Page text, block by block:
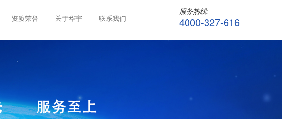
资质荣誉 关于华宇 联系我们
服务热线:
4000-327-616